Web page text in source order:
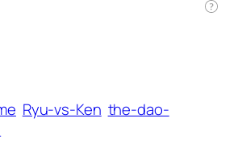
Ryu-vs-Ken the-dao-